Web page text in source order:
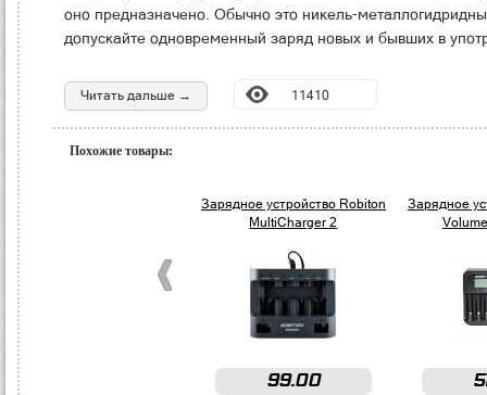
оно предназначено. Обычно это никель-
допускайте одновременный заряд новых и бывших в
Читать дальше → 11410
Похожие товары:
Зарядное устройство Robiton
MultiCharger 2
99.00
Зарядное